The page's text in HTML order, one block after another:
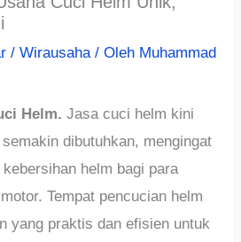
/Wirausaha/ Oleh Muhammad
Helm. Jasa cuci helm kini
dibutuhkan, mengingat
helm bagi para
Tempat pencucian helm
yang praktis dan efisien untuk